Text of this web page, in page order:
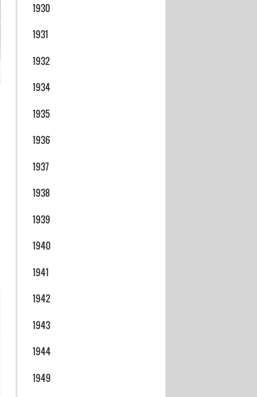
1930
1931
1932
1934
1935
1936
1937
1938
1939
1940
1941
1942
1943
1944
1949